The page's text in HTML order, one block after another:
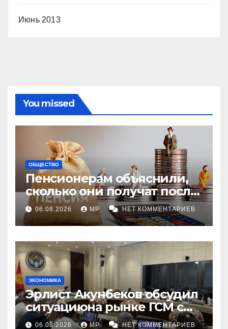
Июнь 2013
You missed
ОБЩЕСТВО
Пенсионерам объяснили,
сколько они получат после
индексации
06.08.2026 MP НЕТ КОММЕНТАРИЕВ
ЭКОНОМИКА
Эрлист Акунбеков обсудил
ситуациюна рынке ГСМ с
топливными компаниями
06.08.2026 MP НЕТ КОММЕНТАРИЕВ